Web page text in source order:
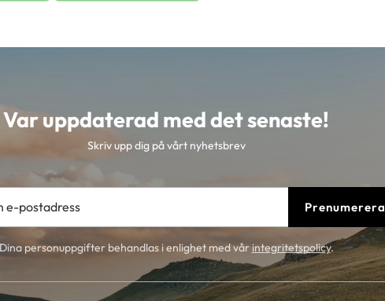
Var uppdaterad med det senaste!
Skriv upp dig på vårt nyhetsbrev
Prenumerera
Dina personuppgifter behandlas i enlighet med vårintegritetspolicy.